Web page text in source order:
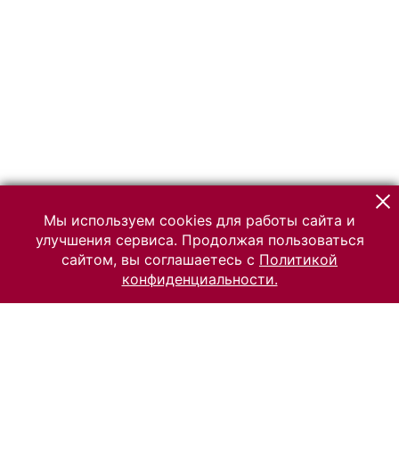
Мы используем cookies для работы сайта и
улучшения сервиса. Продолжая пользоваться
сайтом, вы соглашаетесь с Политикой
конфиденциальности.